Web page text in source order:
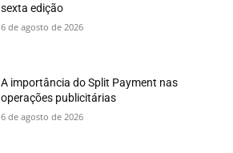
sexta edição
6 de agosto de 2026
A importância do Split Payment nas
operações publicitárias
6 de agosto de 2026